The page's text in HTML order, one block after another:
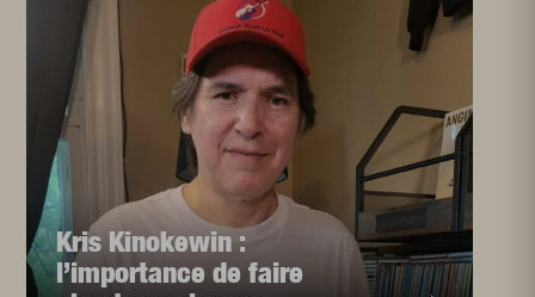
Kris Kinokewin :
l’importance de faire